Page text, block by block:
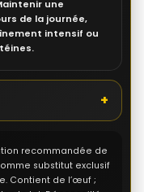
une
de la journée,
intensif ou
+
recommandée de
substitut exclusif
Contient de l’œuf ;